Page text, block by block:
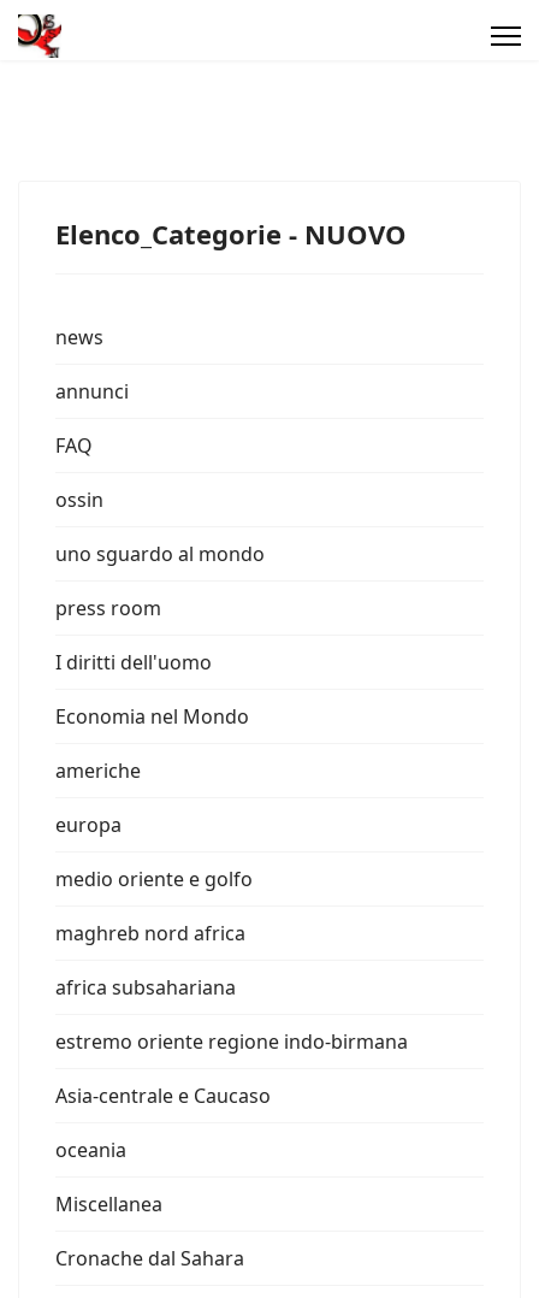
Elenco_Categorie - NUOVO
news
annunci
FAQ
ossin
uno sguardo al mondo
press room
I diritti dell'uomo
Economia nel Mondo
americhe
europa
medio oriente e golfo
maghreb nord africa
africa subsahariana
estremo oriente regione indo-birmana
Asia-centrale e Caucaso
oceania
Miscellanea
Cronache dal Sahara